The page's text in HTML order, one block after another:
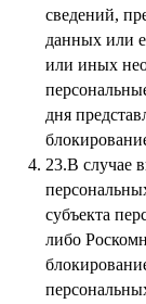
сведений,
данных или
или иных
дня
23.В случае
субъекта
либо